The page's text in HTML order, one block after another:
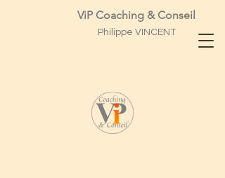
ViP Coaching & Conseil
Philippe VINCENT